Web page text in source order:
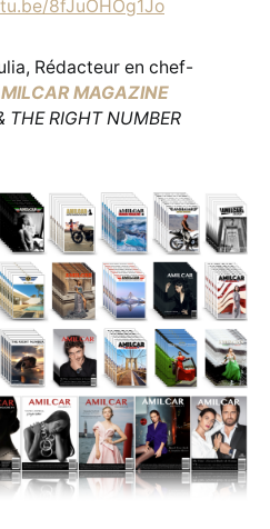
8fJuOHOg1Jo
Rédacteur en chef-
MAGAZINE
RIGHT NUMBER